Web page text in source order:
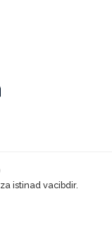
istinad vacibdir.